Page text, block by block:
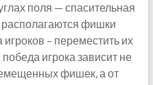
поля — спасительная
фишки
– переместить их
игрока зависит не
фишек, а от